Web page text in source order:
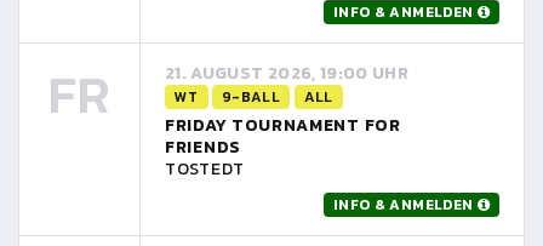
INFO & ANMELDEN
FR 21. AUGUST 2026, 19:00 UHR
WT 9-BALL ALL
FRIDAY TOURNAMENT FOR
FRIENDS
TOSTEDT
INFO & ANMELDEN